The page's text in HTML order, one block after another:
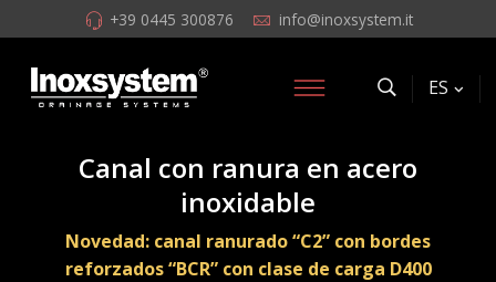
+39 0445 300876 info@inoxsystem.it
ES
Canal con ranura en acero
inoxidable
Novedad: canal ranurado “C2” con bordes
reforzados “BCR” con clase de carga D400